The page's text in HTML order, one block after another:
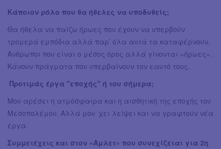
Κάποιον ρόλο που θα ήθελες να υποδυθείς;
Θα ήθελα να παίζω ήρωες που έχουν να υπερβούν
τρομερά εμπόδια αλλά παρ’ όλα αυτά τα καταφέρνουν.
Άνθρωποι που είναι ο μέσος όρος αλλά γίνονται «ήρωες».
Κάνουν πράγματα που υπερβαίνουν τον εαυτό τους.
Προτιμάς έργα "εποχής" ή του σήμερα;
Μου αρέσει η ατμόσφαιρα και η αισθητική της εποχής του
Μεσοπολέμου. Αλλά μου ‘χει λείψει και να γραφτούν νέα
έργα.
Συμμετέχεις και στον «Άμλετ» που συνεχίζεται για 2η